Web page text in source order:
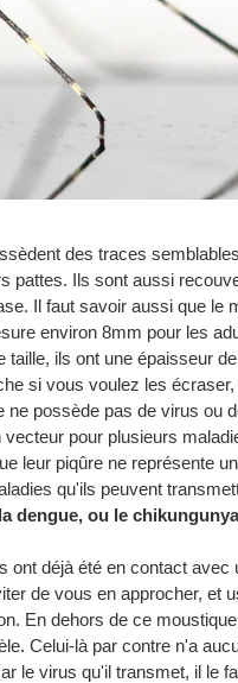
des traces
pattes. Ils sont aussi
Il faut savoir aussi que le
environ 8mm pour les
ils ont une épaisseur
si vous voulez les
possède pas de virus ou
pour plusieurs
leur piqûre ne représente
qu'ils peuvent
dengue, ou le chikungunya
ont déjà été en contact avec
de vous en approcher, et
En dehors de ce
Celui-là par contre n'a
le virus qu'il transmet, il le